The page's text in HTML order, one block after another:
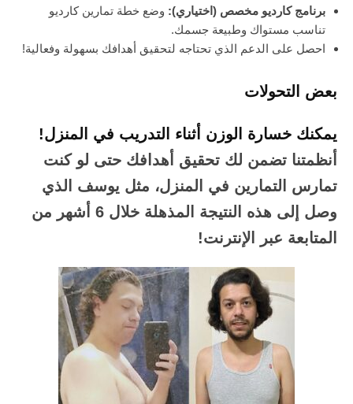
برنامج كارديو مخصص (اختياري): وضع خطة تمارين كارديو
تناسب مستواك وطبيعة جسمك.
احصل على الدعم الذي تحتاجه لتحقيق أهدافك بسهولة وفعالية!
بعض التحولات
يمكنك خسارة الوزن أثناء التدريب في المنزل!
أنظمتنا تضمن لك تحقيق أهدافك حتى لو كنت
تمارس التمارين في المنزل، مثل يوسف الذي
وصل إلى هذه النتيجة المذهلة خلال 6 أشهر من
المتابعة عبر الإنترنت!